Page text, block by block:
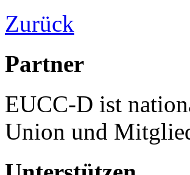
Zurück
Partner
EUCC-D ist
Union und